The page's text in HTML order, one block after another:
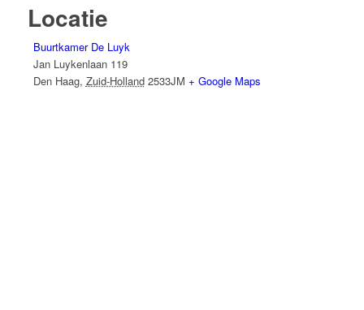
Locatie
Buurtkamer De Luyk
Jan Luykenlaan 119
Den Haag, Zuid-Holland 2533JM + Google Maps